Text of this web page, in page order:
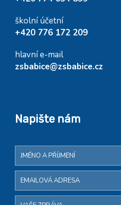
školní účetní
+420 776 172 209
hlavní e-mail
zsbabice@zsbabice.cz
Napište nám